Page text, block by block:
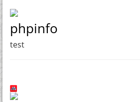
phpinfo
test